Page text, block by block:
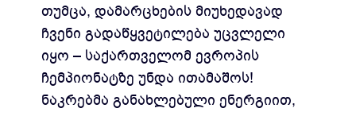
თუმცა, დამარცხების მიუხედავად
ჩვენი გადაწყვეტილება უცვლელი
იყო – საქართველომ ევროპის
ჩემპიონატზე უნდა ითამაშოს!
ნაკრებმა განახლებული ენერგიით,